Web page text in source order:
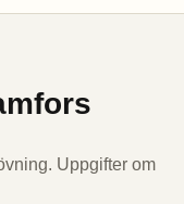
Uppgifter om